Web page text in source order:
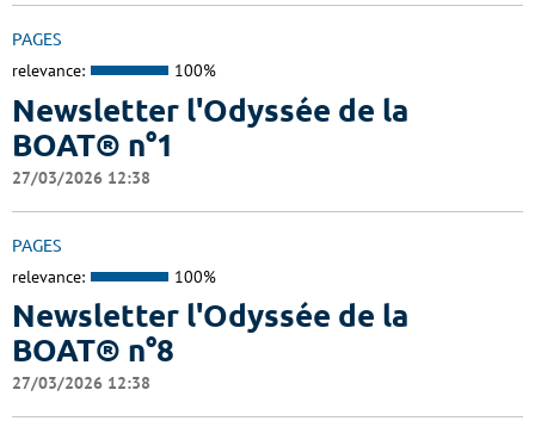
PAGES
relevance: 100%
Newsletter l'Odyssée de la
BOAT® n°1
27/03/2026 12:38
PAGES
relevance: 100%
Newsletter l'Odyssée de la
BOAT® n°8
27/03/2026 12:38